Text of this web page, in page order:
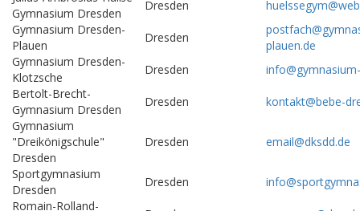
Gymnasium Dresden
Dresden
Gymnasium Dresden-
Plauen
Dresden
plauen.de
Gymnasium Dresden-
Klotzsche
Dresden
Bertolt-Brecht-
Gymnasium Dresden
Dresden
kontakt@bebe-
Gymnasium
"Dreikönigschule"
Dresden
Dresden email@dksdd.de
Sportgymnasium
Dresden
Dresden
Romain-Rolland-